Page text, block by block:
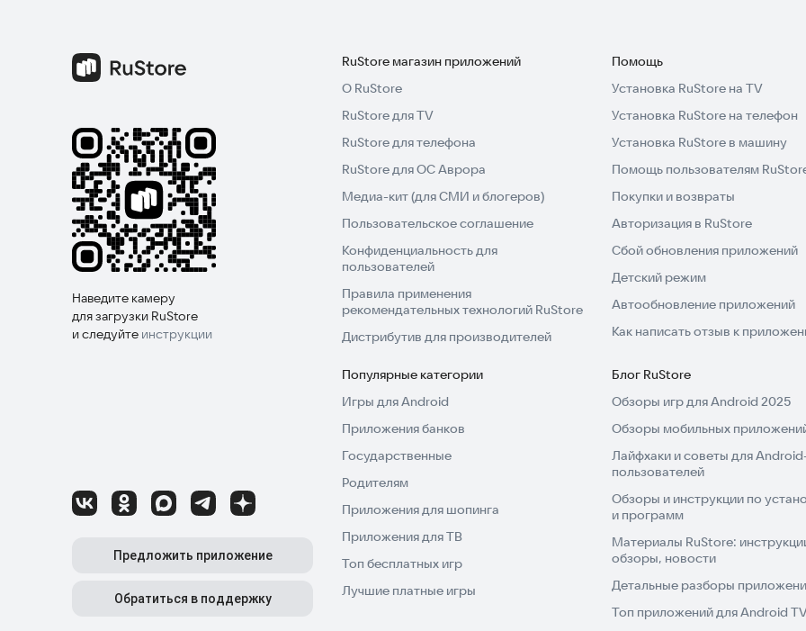
Наведите камеру
для загрузки RuStore
и следуйте инструкции
Предложить приложение
Обратиться в поддержку
RuStore магазин приложений
О RuStore
RuStore для TV
RuStore для телефона
RuStore для ОС Аврора
Медиа-кит (для СМИ и блогеров)
Пользовательское соглашение
Конфиденциальность для
пользователей
Правила применения
рекомендательных технологий RuStore
Дистрибутив для производителей
Помощь
Установка RuStore на TV
Установка RuStore на телефон
Установка RuStore в машину
Помощь пользователям
Покупки и возвраты
Авторизация в RuStore
Сбой обновления приложений
Детский режим
Автообновление приложений
Как написать отзыв к
Популярные категории
Игры для Android
Приложения банков
Государственные
Родителям
Приложения для шопинга
Приложения для ТВ
Топ бесплатных игр
Лучшие платные игры
Блог RuStore
Обзоры игр для Android 2025
Обзоры мобильных
Лайфхаки и советы для
пользователей
Обзоры и инструкции по
и программ
Материалы RuStore:
обзоры, новости
Детальные разборы
Топ приложений для Android